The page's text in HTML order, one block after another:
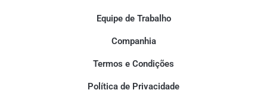
Equipe de Trabalho
Companhia
Termos e Condições
Política de Privacidade